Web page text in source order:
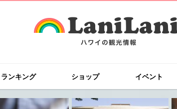
ランキング ショップ イベント